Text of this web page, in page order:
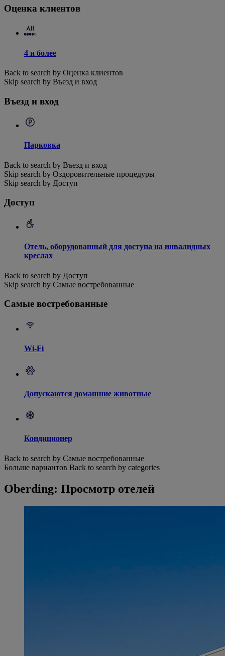
Оценка клиентов
4 и более
Back to search by Оценка клиентов
Skip search by Въезд и вход
Въезд и вход
Парковка
Back to search by Въезд и вход
Skip search by Оздоровительные процедуры
Skip search by Доступ
Доступ
Отель, оборудованный для доступа на инвалидных
креслах
Back to search by Доступ
Skip search by Самые востребованные
Самые востребованные
Wi-Fi
Допускаются домашние животные
Кондиционер
Back to search by Самые востребованные
Больше вариантов Back to search by categories
Oberding: Просмотр отелей